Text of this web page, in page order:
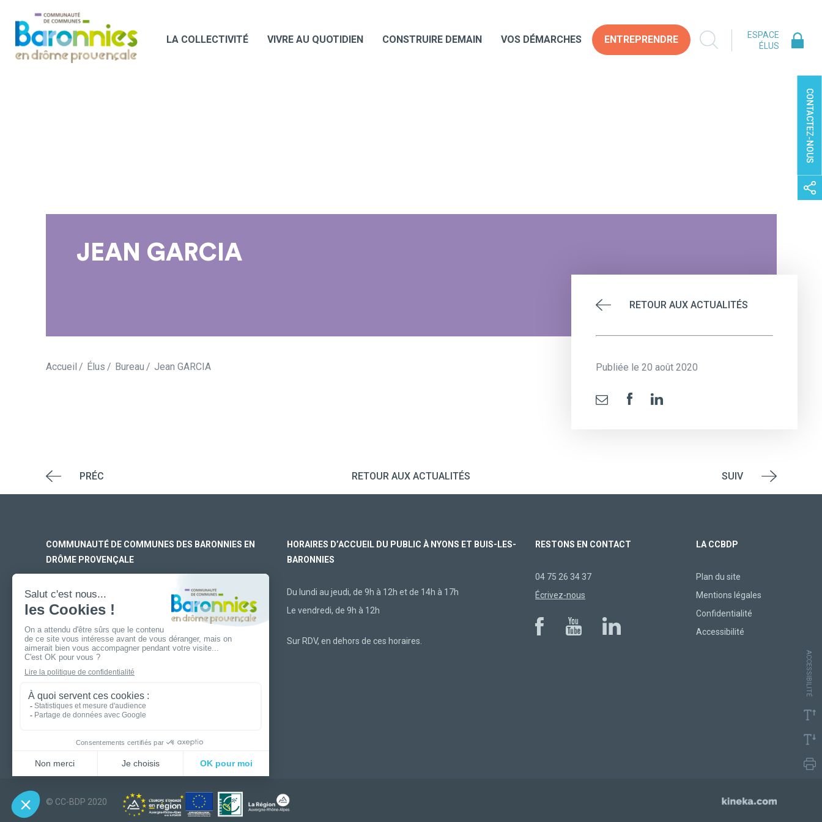
LA COLLECTIVITÉ VIVRE AU QUOTIDIEN CONSTRUIRE DEMAIN VOS DÉMARCHES ENTREPRENDRE
ESPACE
ÉLUS
CONTACTEZ-NOUS
JEAN GARCIA
Accueil Élus Bureau Jean GARCIA
RETOUR AUX ACTUALITÉS
Publiée le 20 août 2020
PRÉC RETOUR AUX ACTUALITÉS SUIV
COMMUNAUTÉ DE COMMUNES DES BARONNIES EN
DRÔME PROVENÇALE
SIÈGE SOCIAL
170 rue Ferdinand Fert
Les Laurons – CS 30005
26110 Nyons
ANTENNE DE BUIS-LES-BARONNIES
19 boulevard Aristide Briand
26170 Buis-Les-Baronnies
HORAIRES D’ACCUEIL DU PUBLIC À NYONS ET BUIS-LES-
BARONNIES
Du lundi au jeudi, de 9h à 12h et de 14h à 17h
Le vendredi, de 9h à 12h
Sur RDV, en dehors de ces horaires.
RESTONS EN CONTACT
04 75 26 34 37
Écrivez-nous
LA CCBDP
Plan du site
Mentions légales
Confidentialité
Accessibilité
© CC-BDP 2020
ACCESSIBILITÉ